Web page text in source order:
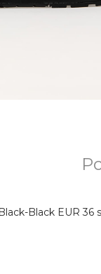
Black EUR